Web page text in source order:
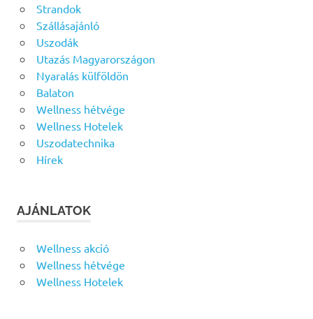
Strandok
Szállásajánló
Uszodák
Utazás Magyarországon
Nyaralás külföldön
Balaton
Wellness hétvége
Wellness Hotelek
Uszodatechnika
Hírek
AJÁNLATOK
Wellness akció
Wellness hétvége
Wellness Hotelek